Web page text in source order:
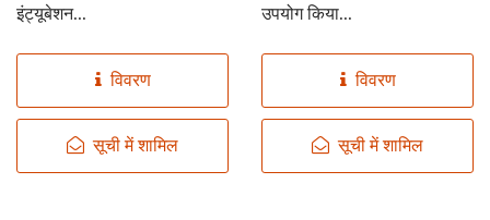
इंट्यूबेशन...
विवरण
सूची में शामिल
उपयोग किया...
विवरण
सूची में शामिल